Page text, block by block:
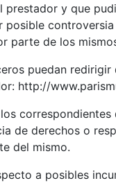
y que
posible
parte de los
puedan
http://
de derechos o
del mismo.
a posibles